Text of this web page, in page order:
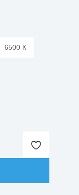
6500 К